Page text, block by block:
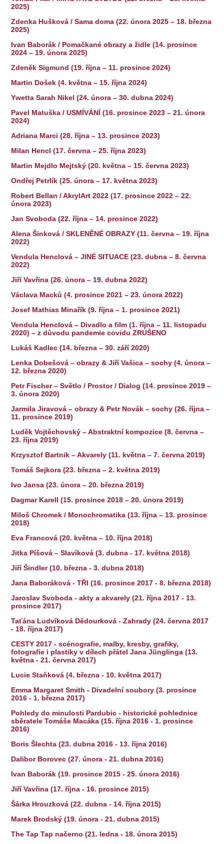
2025)
Zdenka Hušková / Sama doma (22. února 2025 – 18. března
2025)
Ivan Baborák / Pomačkané obrazy a židle (14. prosince
2024 – 19. února 2025)
Zdeněk Sigmund (19. října – 11. prosince 2024)
Martin Došek (4. května – 15. října 2024)
Ywetta Sarah Nikel (24. února – 30. dubna 2024)
Pavel Matuška / USMÍVÁNÍ (16. prosince 2023 – 21. února
2024)
Adriana Marci (28. října – 13. prosince 2023)
Milan Hencl (17. června – 25. října 2023)
Martin Mejdlo Mejtský (20. května – 15. června 2023)
Ondřej Petrlík (25. února – 17. května 2023)
Robert Bellan / AkrylArt 2022 (17. prosince 2022 – 22.
února 2023)
Jan Svoboda (22. října – 14. prosince 2022)
Alena Šinková / SKLENĚNÉ OBRAZY (11. června – 19. října
2022)
Vendula Henclová – JINÉ SITUACE (23. dubna – 8. června
2022)
Jiří Vavřina (26. února – 19. dubna 2022)
Václava Macků (4. prosince 2021 – 23. února 2022)
Josef Mathias Minařík (9. října – 1. prosince 2021)
Vendula Henclová – Divadlo a film (1. října – 11. listopadu
2020) – z důvodu pandemie covidu ZRUŠENO
Lukáš Kadlec (14. března – 30. září 2020)
Lenka Dobešová – obrazy & Jiří Vašica – sochy (4. února –
12. března 2020)
Petr Fischer – Světlo / Prostor / Dialog (14. prosince 2019 –
3. února 2020)
Jarmila Jiravová – obrazy & Petr Novák – sochy (26. října –
11. prosince 2019)
Luděk Vojtěchovský – Abstraktní kompozice (8. června –
23. října 2019)
Krzysztof Bartnik – Akvarely (11. května – 7. června 2019)
Tomáš Sejkora (23. března – 2. května 2019)
Ivo Jansa (23. února – 20. března 2019)
Dagmar Karell (15. prosince 2018 – 20. února 2019)
Miloš Chromek / Monochromatika (13. října – 13. prosince
2018)
Eva Francová (20. května – 10. října 2018)
Jitka Píšová – Slavíková (3. dubna - 17. května 2018)
Jiří Šindler (10. března - 3. dubna 2018)
Jana Baboráková - TŘI (16. prosince 2017 - 8. března 2018)
Jaroslav Svoboda - akty a akvarely (21. října 2017 - 13.
prosince 2017)
Taťána Ludvíková Dědourková - Zahrady (24. června 2017
- 18. října 2017)
CESTY 2017 - scénografie, malby, kresby, grafiky,
fotografie i plastiky v dílech přátel Jana Jünglinga (13.
května - 21. června 2017)
Lucie Staňková (4. března - 10. května 2017)
Emma Margaret Smith - Divadelní soubory (3. prosince
2016 - 1. března 2017)
Pohledy do minulosti Pardubic - historické pohlednice
sběratele Tomáše Macáka (15. října 2016 - 1. prosince
2016)
Boris Šlechta (23. dubna 2016 - 13. října 2016)
Dalibor Borovec (27. února - 21. dubna 2016)
Ivan Baborák (19. prosince 2015 - 25. února 2016)
Jiří Vavřina (17. října - 16. prosince 2015)
Šárka Hrouzková (22. dubna - 14. října 2015)
Marek Brodský (19. února - 21. dubna 2015)
The Tap Tap načerno (21. ledna - 18. února 2015)